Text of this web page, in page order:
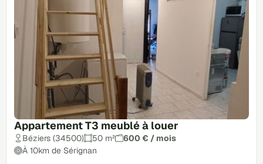
Appartement T3 meublé à louer
Béziers (34500) 50 m²
600 € / mois
À 10km de Sérignan